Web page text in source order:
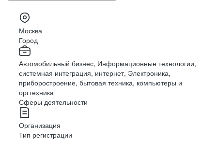
Москва
Город
Автомобильный бизнес, Информационные технологии,
системная интеграция, интернет, Электроника,
приборостроение, бытовая техника, компьютеры и
оргтехника
Сферы деятельности
Организация
Тип регистрации